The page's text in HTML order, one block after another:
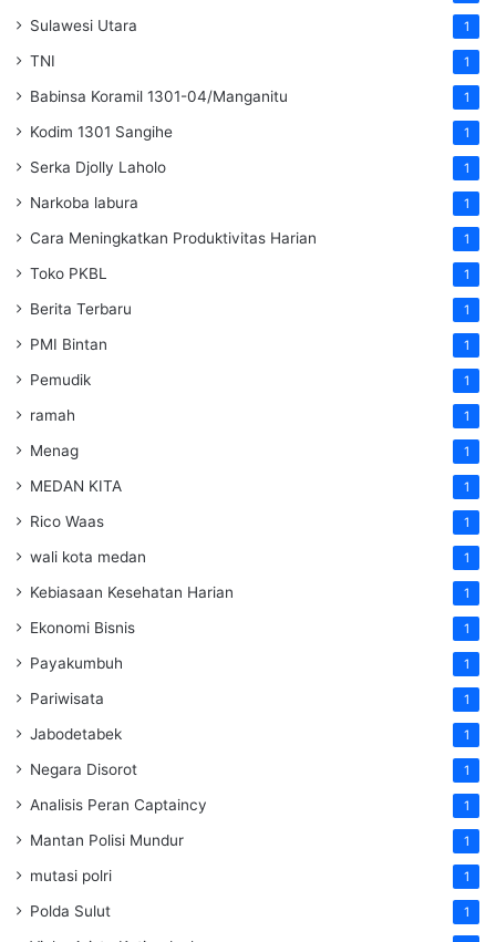
Sulawesi Utara 1
TNI 1
Babinsa Koramil 1301-04/Manganitu 1
Kodim 1301 Sangihe 1
Serka Djolly Laholo 1
Narkoba labura 1
Cara Meningkatkan Produktivitas Harian 1
Toko PKBL 1
Berita Terbaru 1
PMI Bintan 1
Pemudik 1
ramah 1
Menag 1
MEDAN KITA 1
Rico Waas 1
wali kota medan 1
Kebiasaan Kesehatan Harian 1
Ekonomi Bisnis 1
Payakumbuh 1
Pariwisata 1
Jabodetabek 1
Negara Disorot 1
Analisis Peran Captaincy 1
Mantan Polisi Mundur 1
mutasi polri 1
Polda Sulut 1